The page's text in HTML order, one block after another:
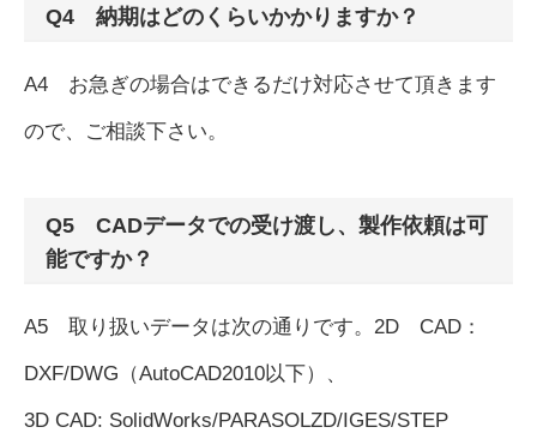
Q4 納期はどのくらいかかりますか？
A4 お急ぎの場合はできるだけ対応させて頂きます
ので、ご相談下さい。
Q5 CADデータでの受け渡し、製作依頼は可
能ですか？
A5 取り扱いデータは次の通りです。2D CAD：
DXF/DWG（AutoCAD2010以下）、
3D CAD: SolidWorks/PARASOLZD/IGES/STEP